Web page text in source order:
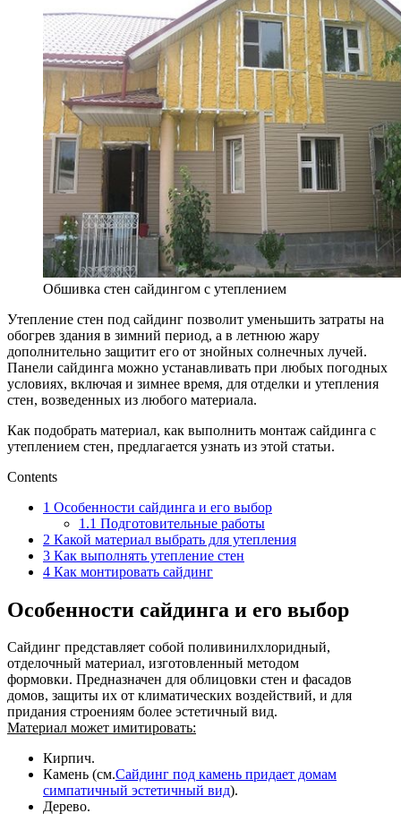
Обшивка стен сайдингом с утеплением
Утепление стен под сайдинг позволит уменьшить затраты на
обогрев здания в зимний период, а в летнюю жару
дополнительно защитит его от знойных солнечных лучей.
Панели сайдинга можно устанавливать при любых погодных
условиях, включая и зимнее время, для отделки и утепления
стен, возведенных из любого материала.
Как подобрать материал, как выполнить монтаж сайдинга с
утеплением стен, предлагается узнать из этой статьи.
Contents
1 Особенности сайдинга и его выбор
1.1 Подготовительные работы
2 Какой материал выбрать для утепления
3 Как выполнять утепление стен
4 Как монтировать сайдинг
Особенности сайдинга и его выбор
Сайдинг представляет собой поливинилхлоридный,
отделочный материал, изготовленный методом
формовки. Предназначен для облицовки стен и фасадов
домов, защиты их от климатических воздействий, и для
придания строениям более эстетичный вид.
Материал может имитировать:
Кирпич.
Камень (см.Сайдинг под камень придает домам
симпатичный эстетичный вид).
Дерево.